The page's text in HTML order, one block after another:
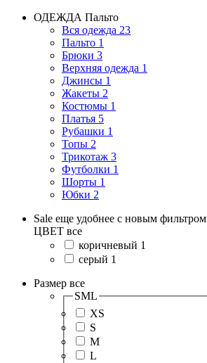
ОДЕЖДА Пальто
Вся одежда 23
Пальто 1
Брюки 3
Верхняя одежда 1
Джинсы 1
Жакеты 2
Костюмы 1
Платья 5
Рубашки 1
Топы 2
Трикотаж 3
Футболки 1
Шорты 1
Юбки 2
Sale еще удобнее с новым фильтром
ЦВЕТ все
коричневый 1
серый 1
Размер все
SML
XS
S
M
L